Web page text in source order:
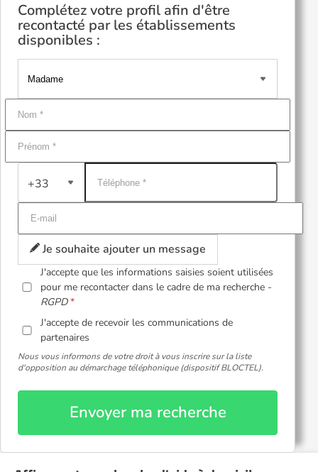
Complétez votre profil afin d'être
recontacté par les établissements
disponibles :
+33
Je souhaite ajouter un message
J'accepte que les informations saisies soient utilisées
pour me recontacter dans le cadre de ma recherche -
RGPD
J'accepte de recevoir les communications de
partenaires
Nous vous informons de votre droit à vous inscrire sur la liste
d'opposition au démarchage téléphonique (dispositif BLOCTEL).
Envoyer ma recherche